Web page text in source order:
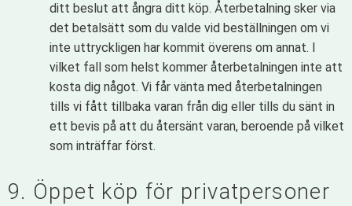
ditt beslut att ångra ditt köp. Återbetalning sker via
det betalsätt som du valde vid beställningen om vi
inte uttryckligen har kommit överens om annat. I
vilket fall som helst kommer återbetalningen inte att
kosta dig något. Vi får vänta med återbetalningen
tills vi fått tillbaka varan från dig eller tills du sänt in
ett bevis på att du återsänt varan, beroende på vilket
som inträffar först.
9. Öppet köp för privatpersoner